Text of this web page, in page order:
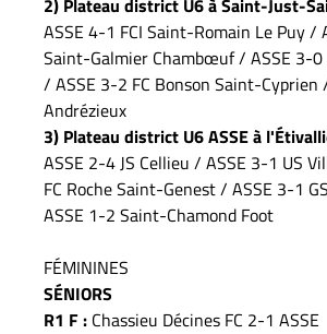
2) Plateau district U6 à Saint-Just-
ASSE 4-1 FCI Saint-Romain Le Puy /
Saint-Galmier Chambœuf / ASSE 3-0
/ ASSE 3-2 FC Bonson Saint-Cyprien
Andrézieux
3) Plateau district U6 ASSE à
ASSE 2-4 JS Cellieu / ASSE 3-1 US
FC Roche Saint-Genest / ASSE 3-1
ASSE 1-2 Saint-Chamond Foot
FÉMININES
SÉNIORS
R1 F : Chassieu Décines FC 2-1 ASSE